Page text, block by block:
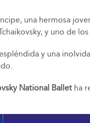
una hermosa
y uno de
y una
National Balletha